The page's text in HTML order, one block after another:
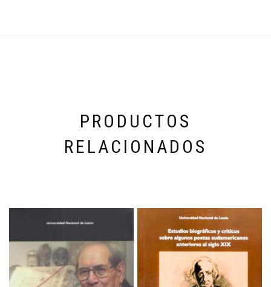
PRODUCTOS
RELACIONADOS